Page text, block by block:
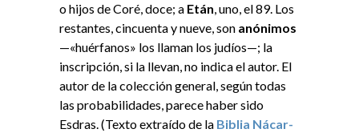
o hijos de Coré, doce; a Etán, uno, el 89. Los
restantes, cincuenta y nueve, son anónimos
—«huérfanos» los llaman los judíos—; la
inscripción, si la llevan, no indica el autor. El
autor de la colección general, según todas
las probabilidades, parece haber sido
Esdras. (Texto extraído de la Biblia Nácar-